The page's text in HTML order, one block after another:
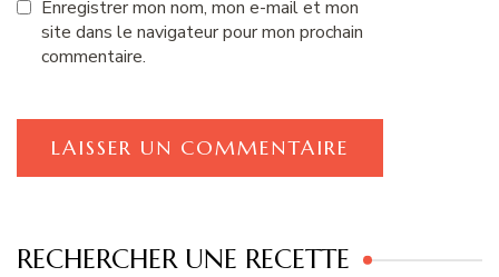
Enregistrer mon nom, mon e-mail et mon
site dans le navigateur pour mon prochain
commentaire.
RECHERCHER UNE RECETTE